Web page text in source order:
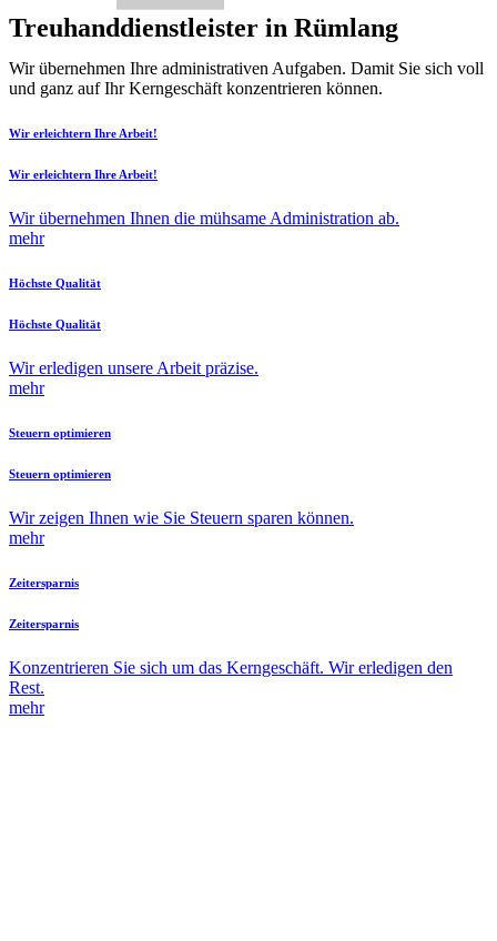
Treuhanddienstleister in Rümlang
Wir übernehmen Ihre administrativen Aufgaben. Damit Sie sich voll
und ganz auf Ihr Kerngeschäft konzentrieren können.
Wir erleichtern Ihre Arbeit!
Wir erleichtern Ihre Arbeit!
Wir übernehmen Ihnen die mühsame Administration ab.
mehr
Höchste Qualität
Höchste Qualität
Wir erledigen unsere Arbeit präzise.
mehr
Steuern optimieren
Steuern optimieren
Wir zeigen Ihnen wie Sie Steuern sparen können.
mehr
Zeitersparnis
Zeitersparnis
Konzentrieren Sie sich um das Kerngeschäft. Wir erledigen den
Rest.
mehr